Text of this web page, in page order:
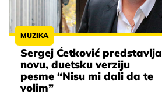
MUZIKA
Sergej Ćetković predstavlja
novu, duetsku verziju
pesme “Nisu mi dali da te
volim”